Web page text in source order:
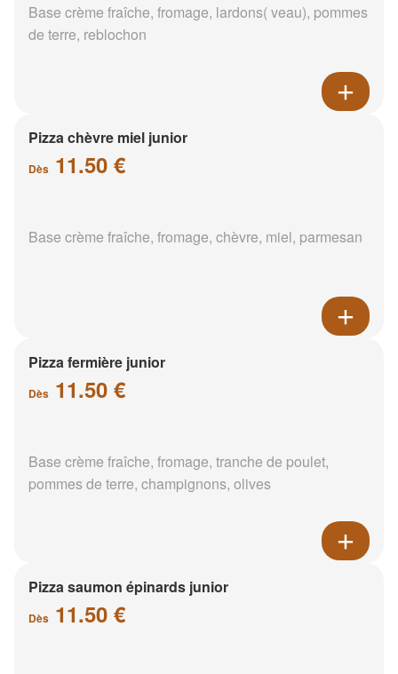
Base crème fraîche, fromage, lardons( veau), pommes
de terre, reblochon
Pizza chèvre miel junior
Dès 11.50 €
Base crème fraîche, fromage, chèvre, miel, parmesan
Pizza fermière junior
Dès 11.50 €
Base crème fraîche, fromage, tranche de poulet,
pommes de terre, champignons, olives
Pizza saumon épinards junior
Dès 11.50 €